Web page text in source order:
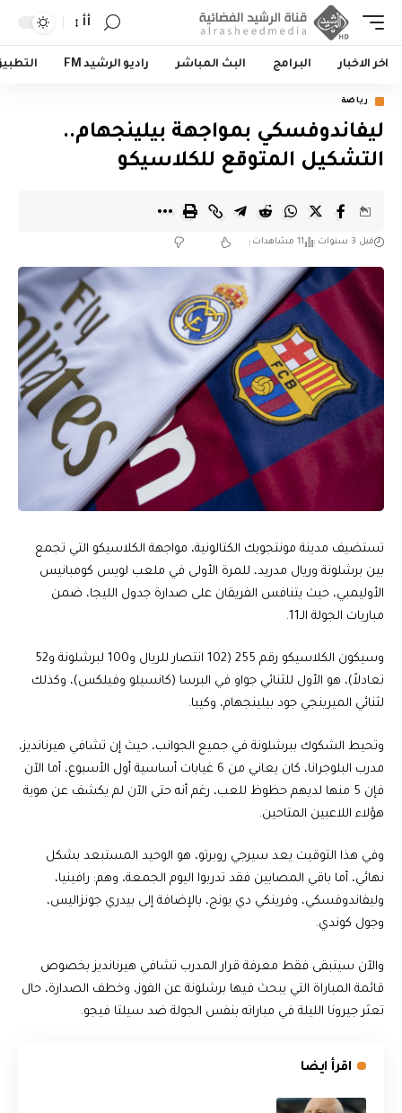
أأ
اخر الاخبار البرامج البث المباشر راديو الرشيد FM
رياضة
ليفاندوفسكي بمواجهة بيلينجهام..
التشكيل المتوقع للكلاسيكو
قبل 3 سنوات 11 مشاهدات
تستضيف مدينة مونتجويك الكتالونية، مواجهة الكلاسيكو التي تجمع
بين برشلونة وريال مدريد، للمرة الأولى في ملعب لويس كومبانيس
الأوليمبي، حيث يتنافس الفريقان على صدارة جدول الليجا، ضمن
مباريات الجولة الـ11.
وسيكون الكلاسيكو رقم 255 (102 انتصار للريال و100 لبرشلونة و52
تعادلاً)، هو الأول للثنائي جواو في البرسا (كانسيلو وفيلكس)، وكذلك
لثنائي الميرينجي جود بيلينجهام، وكيبا.
وتحيط الشكوك ببرشلونة في جميع الجوانب، حيث إن تشافي هيرنانديز،
مدرب البلوجرانا، كان يعاني من 6 غيابات أساسية أول الأسبوع، أما الآن
فإن 5 منها لديهم حظوظ للعب، رغم أنه حتى الآن لم يكشف عن هوية
هؤلاء اللاعبين المتاحين.
وفي هذا التوقيت يعد سيرجي روبرتو، هو الوحيد المستبعد بشكل
نهائي، أما باقي المصابين فقد تدربوا اليوم الجمعة، وهم: رافينيا،
وليفاندوفسكي، وفرينكي دي يونج، بالإضافة إلى بيدري جونزاليس،
وجول كوندي.
والآن سيتبقى فقط معرفة قرار المدرب تشافي هيرنانديز بخصوص
قائمة المباراة التي يبحث فيها برشلونة عن الفوز، وخطف الصدارة، حال
تعثر جيرونا الليلة في مباراته بنفس الجولة ضد سيلتا فيجو.
اقرأ ايضا